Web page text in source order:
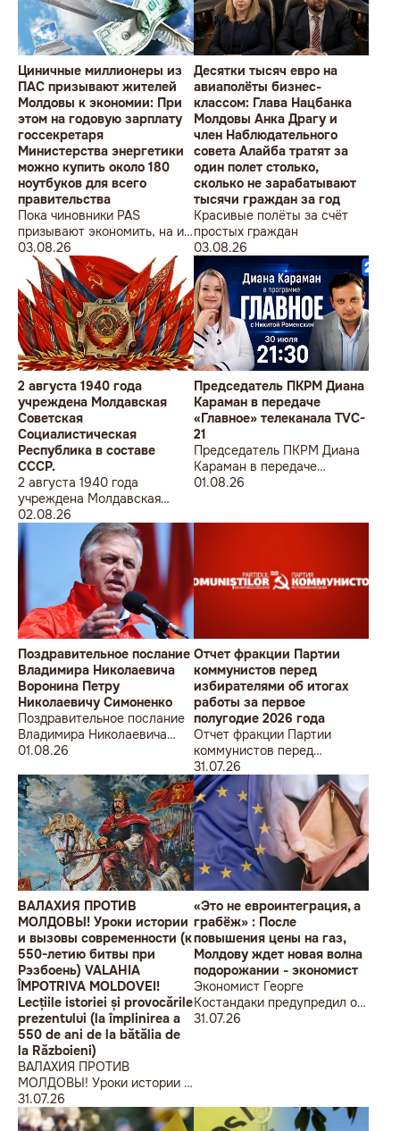
Циничные миллионеры из
ПАС призывают жителей
Молдовы к экономии: При
этом на годовую зарплату
госсекретаря
Министерства энергетики
можно купить около 180
ноутбуков для всего
правительства
Пока чиновники PAS
призывают экономить, на их
собственные доходы можно
купить технику для целого
учреждения
03.08.26
Десятки тысяч евро на
авиаполёты бизнес-
классом: Глава Нацбанка
Молдовы Анка Драгу и
член Наблюдательного
совета Алайба тратят за
один полет столько,
сколько не зарабатывают
тысячи граждан за год
Красивые полёты за счёт
простых граждан
03.08.26
2 августа 1940 года
учреждена Молдавская
Советская
Социалистическая
Республика в составе
СССР.
2 августа 1940 года
учреждена Молдавская
Советская
Социалистическая
Республика в составе
СССР.
02.08.26
Председатель ПКРМ Диана
Караман в передаче
«Главное» телеканала TVC-
21
Председатель ПКРМ Диана
Караман в передаче
«Главное» телеканала TVC-
01.08.26
Поздравительное послание
Владимира Николаевича
Воронина Петру
Николаевичу Симоненко
Поздравительное послание
Владимира Николаевича
Воронина Петру
01.08.26
Отчет фракции Партии
коммунистов перед
избирателями об итогах
работы за первое
полугодие 2026 года
Отчет фракции Партии
коммунистов перед
избирателями об итогах
работы за первое полугодие
2026 года
31.07.26
ВАЛАХИЯ ПРОТИВ
МОЛДОВЫ! Уроки истории
и вызовы современности (к
550-летию битвы при
Рэзбоень) VALAHIA
ÎMPOTRIVA MOLDOVEI!
Lecțiile istoriei și provocările
prezentului (la împlinirea a
550 de ani de la bătălia de
la Războieni)
ВАЛАХИЯ ПРОТИВ
МОЛДОВЫ! Уроки истории и
вызовы современности (к
550-летию битвы при
31.07.26
«Это не евроинтеграция, а
грабёж» : После
повышения цены на газ,
Молдову ждет новая волна
подорожании - экономист
Экономист Георге
Костандаки предупредил о
новой волне роста цен
31.07.26